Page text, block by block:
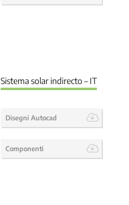
Sistema solar indirecto – IT
Disegni Autocad
Componenti